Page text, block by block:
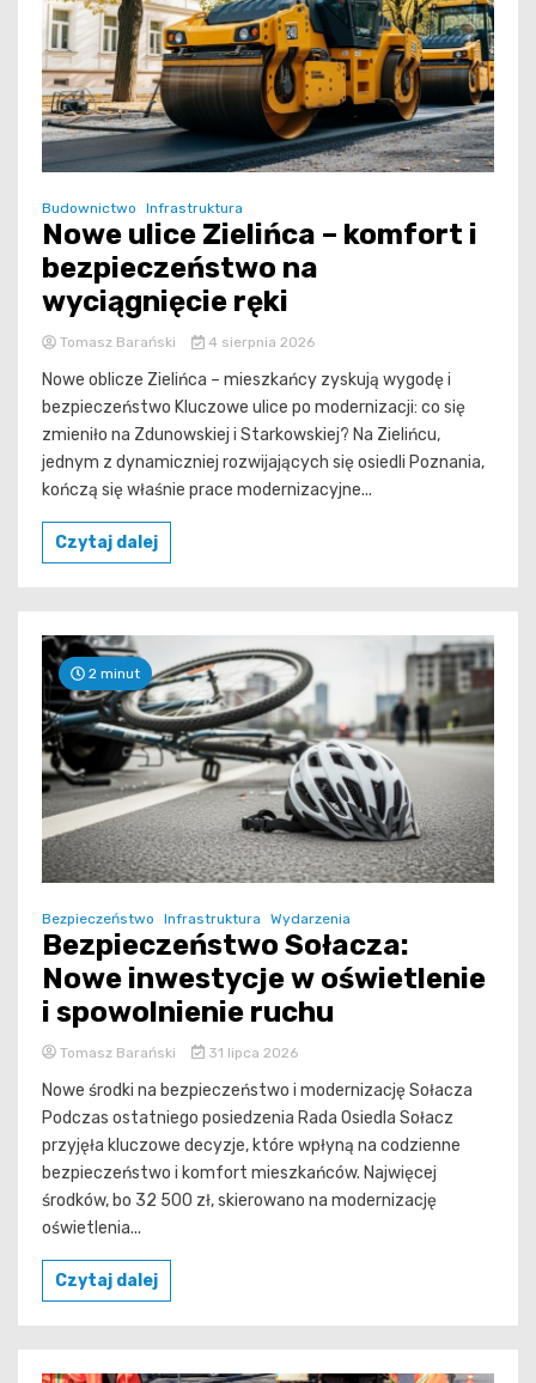
Budownictwo Infrastruktura
Nowe ulice Zielińca – komfort i
bezpieczeństwo na
wyciągnięcie ręki
Tomasz Barański 4 sierpnia 2026
Nowe oblicze Zielińca – mieszkańcy zyskują wygodę i
bezpieczeństwo Kluczowe ulice po modernizacji: co się
zmieniło na Zdunowskiej i Starkowskiej? Na Zielińcu,
jednym z dynamiczniej rozwijających się osiedli Poznania,
kończą się właśnie prace modernizacyjne...
Czytaj dalej
2 minut
Bezpieczeństwo Infrastruktura Wydarzenia
Bezpieczeństwo Sołacza:
Nowe inwestycje w oświetlenie
i spowolnienie ruchu
Tomasz Barański 31 lipca 2026
Nowe środki na bezpieczeństwo i modernizację Sołacza
Podczas ostatniego posiedzenia Rada Osiedla Sołacz
przyjęła kluczowe decyzje, które wpłyną na codzienne
bezpieczeństwo i komfort mieszkańców. Najwięcej
środków, bo 32 500 zł, skierowano na modernizację
oświetlenia...
Czytaj dalej